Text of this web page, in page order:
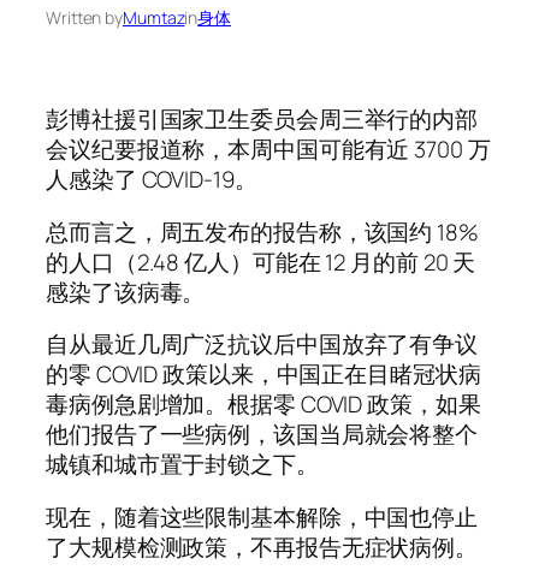
Written byMumtazin身体
彭博社援引国家卫生委员会周三举行的内部
会议纪要报道称，本周中国可能有近 3700 万
人感染了 COVID-19。
总而言之，周五发布的报告称，该国约 18%
的人口（2.48 亿人）可能在 12 月的前 20 天
感染了该病毒。
自从最近几周广泛抗议后中国放弃了有争议
的零 COVID 政策以来，中国正在目睹冠状病
毒病例急剧增加。根据零 COVID 政策，如果
他们报告了一些病例，该国当局就会将整个
城镇和城市置于封锁之下。
现在，随着这些限制基本解除，中国也停止
了大规模检测政策，不再报告无症状病例。